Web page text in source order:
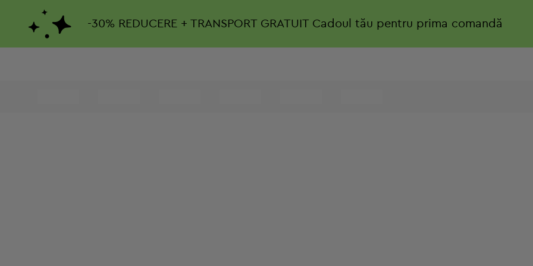
-30% REDUCERE + TRANSPORT GRATUITCadoul tău pentru prima comandă